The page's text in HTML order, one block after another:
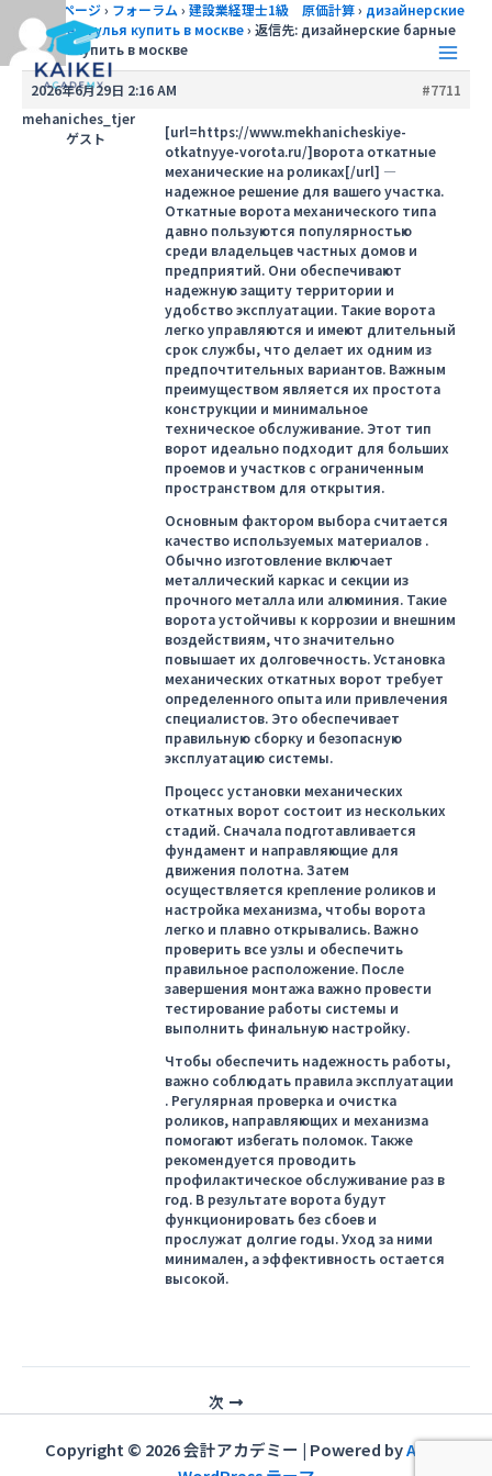
を
Main
トップページ› フォーラム › 建設業経理士1級 原価計算› дизайнерские
барные стулья купить в москве› 返信先: дизайнерские барные
стулья купить в москве
2026年6月29日 2:16 AM
#7711
mehaniches_tjer
ゲスト
[url=https://www.mekhanicheskiye-
otkatnyye-vorota.ru/]ворота откатные
механические на роликах[/url] —
надежное решение для вашего участка.
Откатные ворота механического типа
давно пользуются популярностью
среди владельцев частных домов и
предприятий. Они обеспечивают
надежную защиту территории и
удобство эксплуатации. Такие ворота
легко управляются и имеют длительный
срок службы, что делает их одним из
предпочтительных вариантов. Важным
преимуществом является их простота
конструкции и минимальное
техническое обслуживание. Этот тип
ворот идеально подходит для больших
проемов и участков с ограниченным
пространством для открытия.
Основным фактором выбора считается
качество используемых материалов .
Обычно изготовление включает
металлический каркас и секции из
прочного металла или алюминия. Такие
ворота устойчивы к коррозии и внешним
воздействиям, что значительно
повышает их долговечность. Установка
механических откатных ворот требует
определенного опыта или привлечения
специалистов. Это обеспечивает
правильную сборку и безопасную
эксплуатацию системы.
Процесс установки механических
откатных ворот состоит из нескольких
стадий. Сначала подготавливается
фундамент и направляющие для
движения полотна. Затем
осуществляется крепление роликов и
настройка механизма, чтобы ворота
легко и плавно открывались. Важно
проверить все узлы и обеспечить
правильное расположение. После
завершения монтажа важно провести
тестирование работы системы и
выполнить финальную настройку.
Чтобы обеспечить надежность работы,
важно соблюдать правила эксплуатации
. Регулярная проверка и очистка
роликов, направляющих и механизма
помогают избегать поломок. Также
рекомендуется проводить
профилактическое обслуживание раз в
год. В результате ворота будут
функционировать без сбоев и
прослужат долгие годы. Уход за ними
минимален, а эффективность остается
высокой.
次
Copyright © 2026 会計アカデミー | Powered byAstra